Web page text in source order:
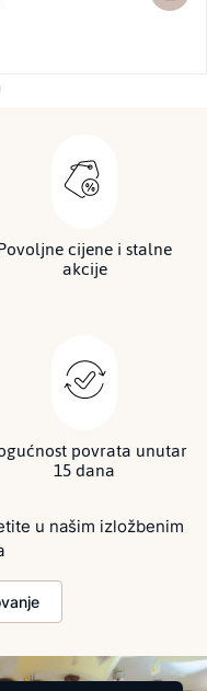
cijene i stalne
akcije
povrata unutar
15 dana
u našim izložbenim